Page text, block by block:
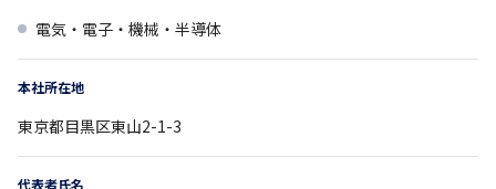
電気・電子・機械・半導体
本社所在地
東京都目黒区東山2-1-3
代表者氏名